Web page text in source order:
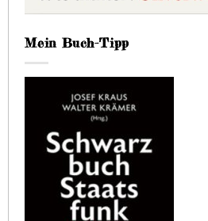
Mein Buch-Tipp